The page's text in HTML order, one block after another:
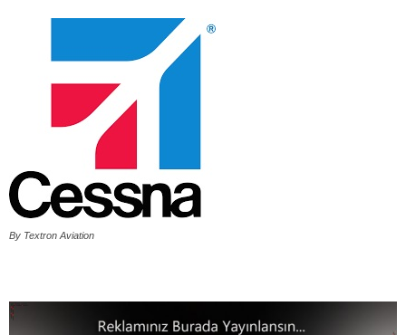
By Textron Aviation